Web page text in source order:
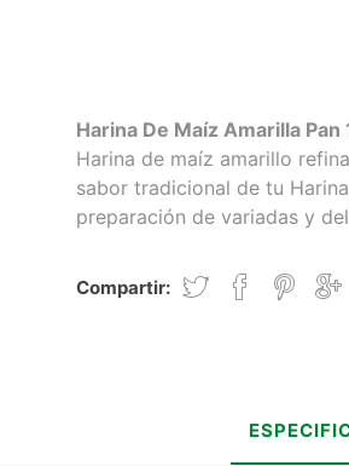
Harina De Maíz Amarilla Pan
Harina de maíz amarillo
sabor tradicional de tu
preparación de variadas y
Compartir: